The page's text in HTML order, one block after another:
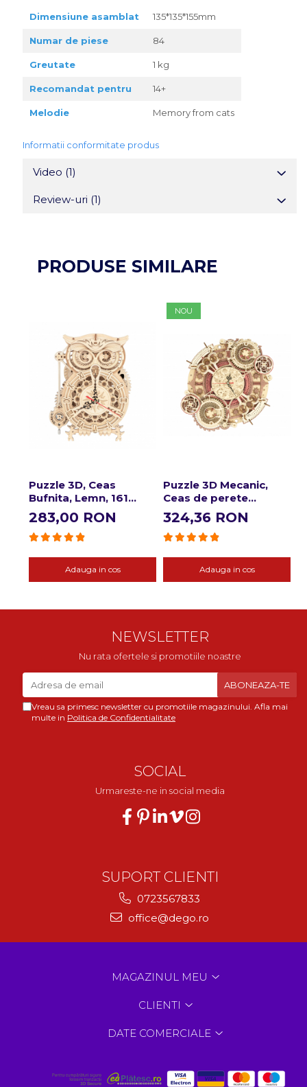
Dimensiune asamblat 135*135*155mm
Numar de piese 84
Greutate 1 kg
Recomandat pentru 14+
Melodie Memory from cats
Informatii conformitate produs
Video (1)
Review-uri (1)
PRODUSE SIMILARE
Puzzle 3D, Ceas
Bufnita, Lemn, 161
piese
283,00 RON
Adauga in cos
NOU
Puzzle 3D Mecanic,
Ceas de perete
Zodiac, 168 piese
324,36 RON
Adauga in cos
NEWSLETTER
Nu rata ofertele si promotiile noastre
Vreau sa primesc newsletter cu promotiile magazinului. Afla mai
multe in Politica de Confidentialitate
SOCIAL
Urmareste-ne in social media
SUPORT CLIENTI
0723567833
office@dego.ro
MAGAZINUL MEU
CLIENTI
DATE COMERCIALE